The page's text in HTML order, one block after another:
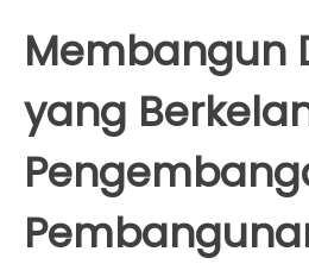
Membangun
yang